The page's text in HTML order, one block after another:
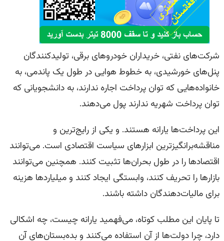
شرکت‌های نفتی، خریداران خودروهای برقی، تولیدکنندگان
پنل‌های خورشیدی، به خطوط هوایی در طول یک پاندمی، به
خانواده‌هایی که توان پرداخت اجاره ندارند، به دانشجویانی که
توان پرداخت شهریه ندارند پول می‌دهند.
این پرداخت‌ها یارانه هستند. و یکی از رایج‌ترین و
مناقشه‌برانگیزترین ابزارهای سیاست اقتصادی است. می‌توانند
اقتصادها را در طول بحران‌ها تثبیت کنند. همچنین می‌توانند
بازارها را تحریف کنند، وابستگی ایجاد کنند و میلیاردها هزینه
برای مالیات‌دهندگان داشته باشند.
تا پایان این مطلب کوتاه، می‌فهمید یارانه چیست، چه اشکالی
دارد، چرا دولت‌ها از آن استفاده می‌کنند و بده‌بستان‌های آن